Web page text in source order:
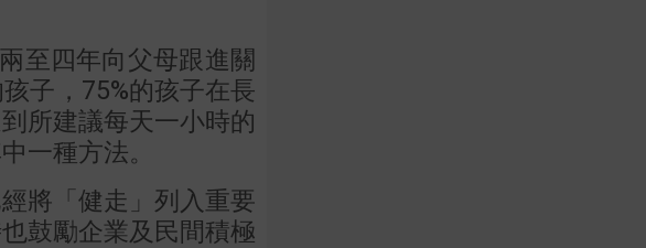
至四年向父母跟進關
子，75%的孩子在長
所建議每天一小時的
一種方法。
將「健走」列入重要
鼓勵企業及民間積極